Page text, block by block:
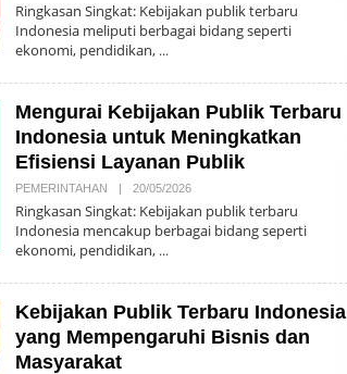
E
H
K
I
Ringkasan Singkat: Kebijakan publik terbaru
Indonesia meliputi berbagai bidang seperti
ekonomi, pendidikan,
Mengurai Kebijakan Publik Terbaru
Indonesia untuk Meningkatkan
Efisiensi Layanan Publik
PEMERINTAHAN | 20/05/2026O
E
H
K
I
Ringkasan Singkat: Kebijakan publik terbaru
Indonesia mencakup berbagai bidang seperti
ekonomi, pendidikan,
Kebijakan Publik Terbaru Indonesia
yang Mempengaruhi Bisnis dan
Masyarakat